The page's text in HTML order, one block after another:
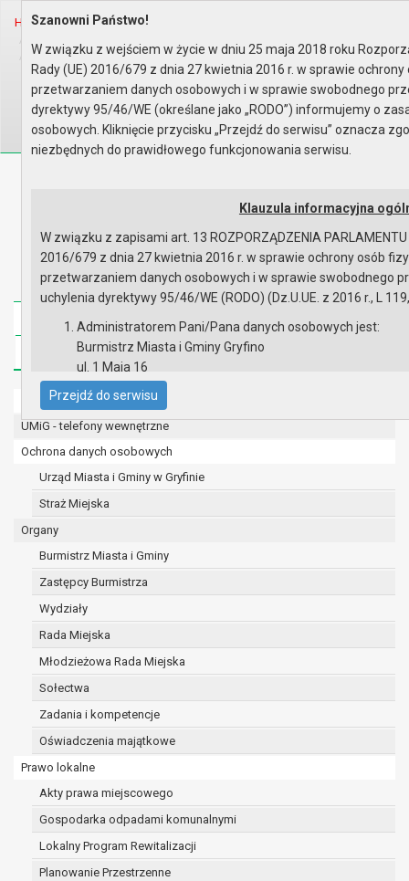
Home Informacje
Zamówienia publiczne do 2015 r..
Burmistrz Miasta i Gminy Gryfi..
Wyszukaj na stronie:
AAA
Urząd Miasta i Gminy w Gryfinie
Strona główna Mapa serwisu Aktualności
Redakcja Instrukcja korzystania
Strona główna
UMiG - telefony wewnętrzne
Ochrona danych osobowych
Urząd Miasta i Gminy w Gryfinie
Straż Miejska
Organy
Burmistrz Miasta i Gminy
Zastępcy Burmistrza
Wydziały
Rada Miejska
Młodzieżowa Rada Miejska
Sołectwa
Zadania i kompetencje
Oświadczenia majątkowe
Prawo lokalne
Akty prawa miejscowego
Gospodarka odpadami komunalnymi
Lokalny Program Rewitalizacji
Planowanie Przestrzenne
Szanowni Państwo!
W związku z wejściem w życie w dniu 25 maja 2018 roku
Rady (UE) 2016/679 z dnia 27 kwietnia 2016 r. w sprawie
przetwarzaniem danych osobowych i w sprawie swobodnego
dyrektywy 95/46/WE (określane jako „RODO”) informujemy o
osobowych. Kliknięcie przycisku „Przejdź do serwisu” oznacza
niezbędnych do prawidłowego funkcjonowania serwisu.
Klauzula informacyjna
W związku z zapisami art. 13 ROZPORZĄDZENIA PARLAMENTU
2016/679 z dnia 27 kwietnia 2016 r. w sprawie ochrony osób
przetwarzaniem danych osobowych i w sprawie swobodnego
uchylenia dyrektywy 95/46/WE (RODO) (Dz.U.UE. z 2016 r., L
Administratorem Pani/Pana danych osobowych jest:
Burmistrz Miasta i Gminy Gryfino
ul. 1 Maja 16
74 -100 Gryfino
telefon: 91 416 20 11
e-mail:burmistrz@gryfino.pl
Dane kontaktowe Inspektora Ochrony Danych:
e-mail:iod@gryfino.pl
Pani/Pana dane osobowe przetwarzane są zgodnie z
marca 1990 r. o samorządzie gminnym (Dz.U. z
szeregu ustaw kompetencyjnych
ochrony żywotnych interesów osoby, której dane
wykonania zadania realizowanego w interesie
w pozostałych przypadkach dane osobowe
wcześniej udzielonej zgody w zakresie i celu
W związku z przetwarzaniem danych w celu wskazanym
udostępniane innym upoważnionym odbiorcom lub
Odbiorcami mogą być:
podmioty, które przetwarzają dane osobowe w
zawartej z nim umowy powierzenia
podmioty upoważnione do odbioru danych
przepisów prawa.
Przejdź do serwisu